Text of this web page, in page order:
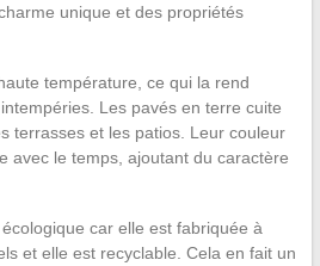
unique et des propriétés
température, ce qui la rend
Les pavés en terre cuite
terrasses et les patios. Leur couleur
avec le temps, ajoutant du caractère
car elle est fabriquée à
et elle est recyclable. Cela en fait un